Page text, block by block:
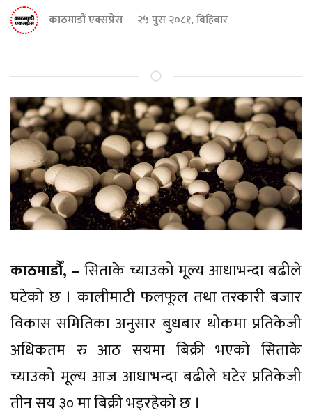
काठमाडौं एक्सप्रेस २५ पुस २०८१, बिहिबार
काठमाडौँ, –सिताके च्याउको मूल्य आधाभन्दा बढीले
घटेको छ । कालीमाटी फलफूल तथा तरकारी बजार
विकास समितिका अनुसार बुधबार थोकमा प्रतिकेजी
अधिकतम रु आठ सयमा बिक्री भएको सिताके
च्याउको मूल्य आज आधाभन्दा बढीले घटेर प्रतिकेजी
तीन सय ३० मा बिक्री भइरहेको छ ।